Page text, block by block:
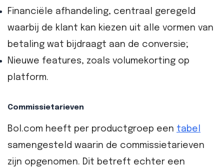
Financiële afhandeling, centraal geregeld
waarbij de klant kan kiezen uit alle vormen van
betaling wat bijdraagt aan de conversie;
Nieuwe features, zoals volumekorting op
platform.
Commissietarieven
Bol.com heeft per productgroep een tabel
samengesteld waarin de commissietarieven
zijn opgenomen. Dit betreft echter een